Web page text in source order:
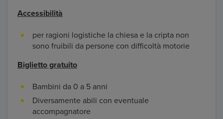
Accessibilità
per ragioni logistiche la chiesa e la cripta non
sono fruibili da persone con difficoltà motorie
Biglietto gratuito
Bambini da 0 a 5 anni
Diversamente abili con eventuale
accompagnatore